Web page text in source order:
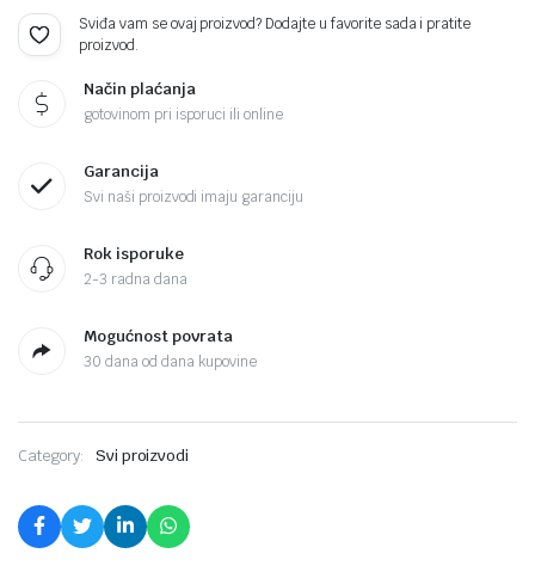
Sviđa vam se ovaj proizvod? Dodajte u favorite sada i pratite
proizvod.
Način plaćanja
gotovinom pri isporuci ili online
Garancija
Svi naši proizvodi imaju garanciju
Rok isporuke
2-3 radna dana
Mogućnost povrata
30 dana od dana kupovine
Category: Svi proizvodi